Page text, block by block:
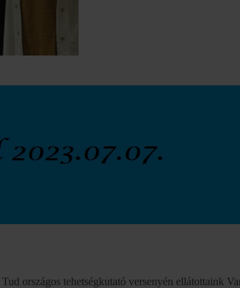
országos tehetségkutató versenyén ellátottaink